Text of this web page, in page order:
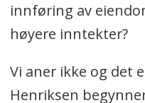
innføring av
høyere inntekter?
Vi aner ikke og det
Henriksen